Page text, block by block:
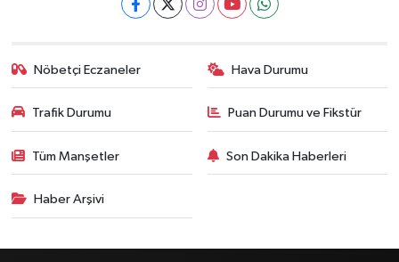
Nöbetçi Eczaneler Hava Durumu
Trafik Durumu Puan Durumu ve Fikstür
Tüm Manşetler Son Dakika Haberleri
Haber Arşivi